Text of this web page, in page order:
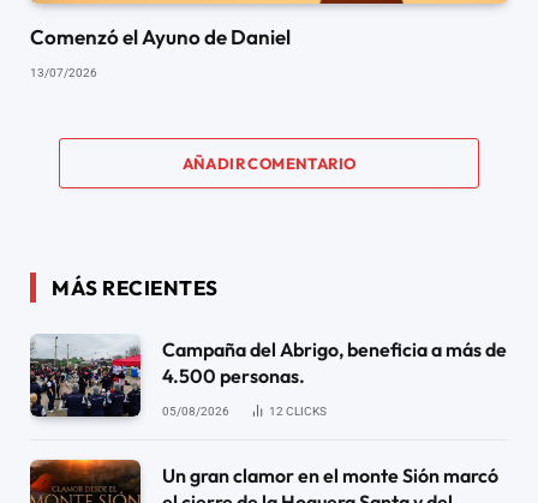
Comenzó el Ayuno de Daniel
13/07/2026
AÑADIR COMENTARIO
MÁS RECIENTES
Campaña del Abrigo, beneficia a más de
4.500 personas.
05/08/2026 12 CLICKS
Un gran clamor en el monte Sión marcó